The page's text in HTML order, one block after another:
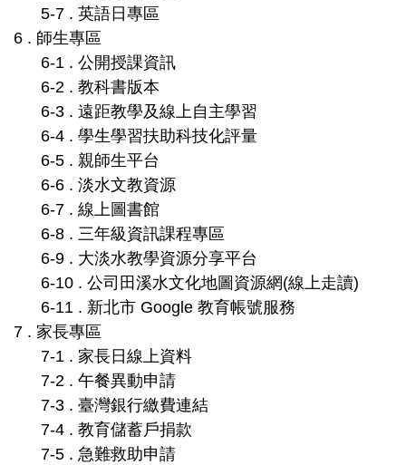
5-7 . 英語日專區
6 . 師生專區
6-1 . 公開授課資訊
6-2 . 教科書版本
6-3 . 遠距教學及線上自主學習
6-4 . 學生學習扶助科技化評量
6-5 . 親師生平台
6-6 . 淡水文教資源
6-7 . 線上圖書館
6-8 . 三年級資訊課程專區
6-9 . 大淡水教學資源分享平台
6-10 . 公司田溪水文化地圖資源網(線上走讀)
6-11 . 新北市 Google 教育帳號服務
7 . 家長專區
7-1 . 家長日線上資料
7-2 . 午餐異動申請
7-3 . 臺灣銀行繳費連結
7-4 . 教育儲蓄戶捐款
7-5 . 急難救助申請